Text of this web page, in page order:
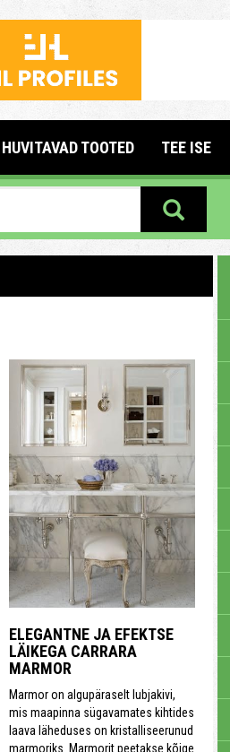
HUVITAVAD TOOTED TEE ISE
ELEGANTNE JA EFEKTSE
LÄIKEGA CARRARA
MARMOR
Marmor on algupäraselt lubjakivi,
mis maapinna sügavamates kihtides
laava läheduses on kristalliseerunud
marmoriks. Marmorit peetakse kõige